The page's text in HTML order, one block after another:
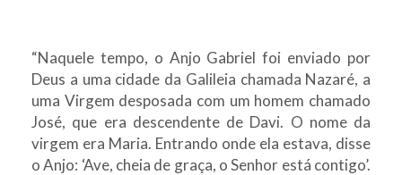
“Naquele tempo, o Anjo Gabriel foi enviado por
Deus a uma cidade da Galileia chamada Nazaré, a
uma Virgem desposada com um homem chamado
José, que era descendente de Davi. O nome da
virgem era Maria. Entrando onde ela estava, disse
o Anjo: ‘Ave, cheia de graça, o Senhor está contigo’.